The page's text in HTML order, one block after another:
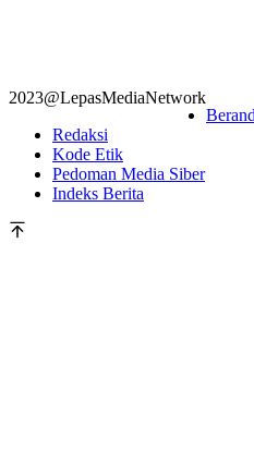
2023@LepasMediaNetwork
Redaksi
Kode Etik
Pedoman Media Siber
Indeks Berita